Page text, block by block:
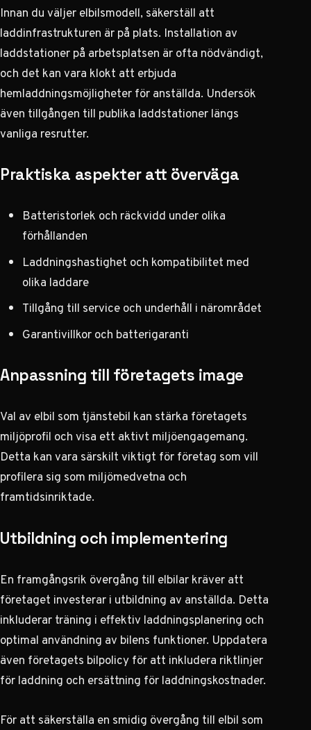
Innan du väljer elbilsmodell, säkerställ att
laddinfrastrukturen är på plats. Installation av
laddstationer på arbetsplatsen är ofta nödvändigt,
och det kan vara klokt att erbjuda
hemladdningsmöjligheter för anställda. Undersök
även tillgången till publika laddstationer längs
vanliga resrutter.
Praktiska aspekter att överväga
Batteristorlek och räckvidd under olika
förhållanden
Laddningshastighet och kompatibilitet med
olika laddare
Tillgång till service och underhåll i närområdet
Garantivillkor och batterigaranti
Anpassning till företagets image
Val av elbil som tjänstebil kan stärka företagets
miljöprofil och visa ett aktivt miljöengagemang.
Detta kan vara särskilt viktigt för företag som vill
profilera sig som miljömedvetna och
framtidsinriktade.
Utbildning och implementering
En framgångsrik övergång till elbilar kräver att
företaget investerar i utbildning av anställda. Detta
inkluderar träning i effektiv laddningsplanering och
optimal användning av bilens funktioner. Uppdatera
även företagets bilpolicy för att inkludera riktlinjer
för laddning och ersättning för laddningskostnader.
För att säkerställa en smidig övergång till elbil som